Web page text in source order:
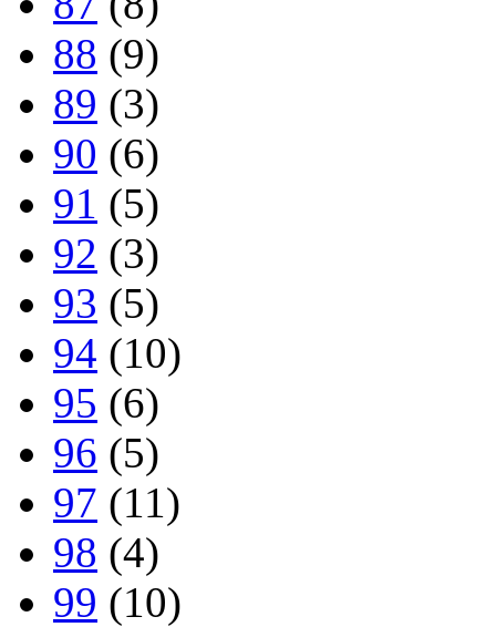
88 (9)
89 (3)
90 (6)
91 (5)
92 (3)
93 (5)
94 (10)
95 (6)
96 (5)
97 (11)
98 (4)
99 (10)